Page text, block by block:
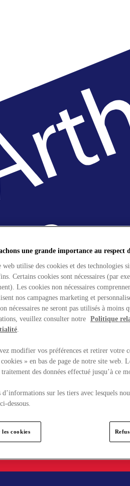
une grande importance au respect
web utilise des cookies et des technologies
Certains cookies sont nécessaires (par
Les cookies non nécessaires
nos campagnes marketing et
nécessaires ne seront pas utilisés à moins
veuillez consulter notre Politique
.
modifier vos préférences et retirer votre
» en bas de page de notre site web.
des données effectué jusqu’à ce
sur les tiers avec lesquels
dessous.
cookies